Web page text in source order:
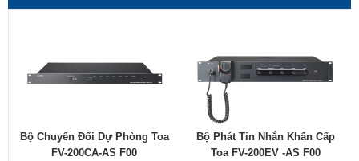
Bộ Chuyển Đổi Dự Phòng Toa
FV-200CA-AS F00
Bộ Phát Tin Nhắn Khẩn Cấp
Toa FV-200EV -AS F00